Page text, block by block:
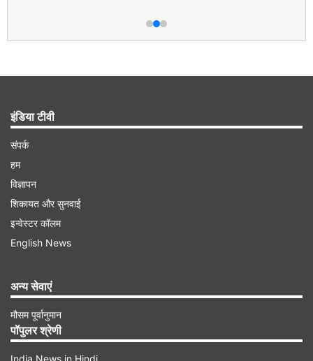
इंडिया टीवी
संपर्क
हम
विज्ञापन
शिकायत और सुनवाई
इन्वेस्टर कॉलम
English News
अन्य सेवाएं
मौसम पूर्वानुमान
पॉपुलर श्रेणी
India News in Hindi